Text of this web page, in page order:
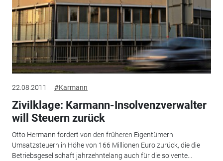
22.08.2011 #Karmann
Zivilklage: Karmann-Insolvenzverwalter
will Steuern zurück
Otto Hermann fordert von den früheren Eigentümern
Umsatzsteuern in Höhe von 166 Millionen Euro zurück, die die
Betriebsgesellschaft jahrzehntelang auch für die solvente...